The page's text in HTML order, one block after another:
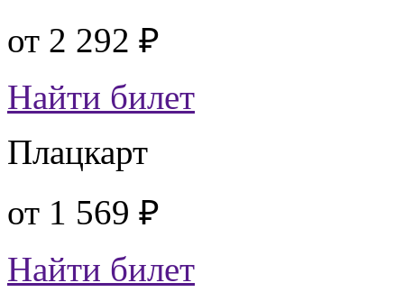
от 2 292 ₽
Найти билет
Плацкарт
от 1 569 ₽
Найти билет